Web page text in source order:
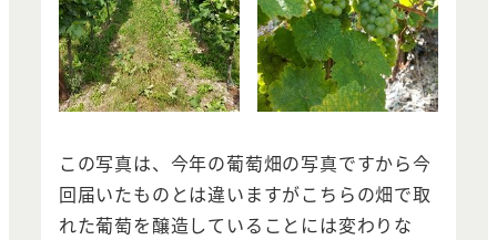
この写真は、今年の葡萄畑の写真ですから今
回届いたものとは違いますがこちらの畑で取
れた葡萄を醸造していることには変わりな